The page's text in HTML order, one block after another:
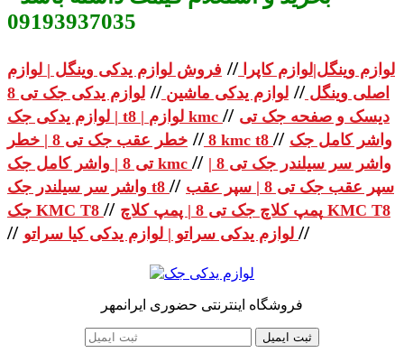
09193937035
لوازم وینگل|لوازم کاپرا // فروش لوازم یدکی وینگل | لوازم
اصلی وینگل // لوازم یدکی ماشین //
لوازم یدکی جک تی 8
| لوازم یدکی جک t8 | لوازم kmc // دیسک و صفحه جک تی
8
// خطر عقب جک تی 8 | خطر kmc t8 // واشر کامل جک
تی 8 | واشر کامل جک kmc // واشر سر سیلندر جک تی 8 |
واشر سر سیلندر جک t8 // سپر عقب جک تی 8 | سپر عقب
جک KMC T8 // پمپ کلاچ جک تی 8 | پمپ کلاچ KMC T8
// //
فروشگاه اینترنتی حضوری ایرانمهر
ثبت ایمیل